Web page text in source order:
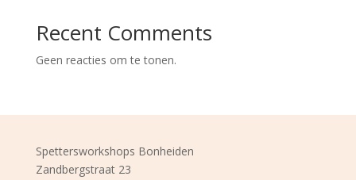
Recent Comments
Geen reacties om te tonen.
Spettersworkshops Bonheiden
Zandbergstraat 23